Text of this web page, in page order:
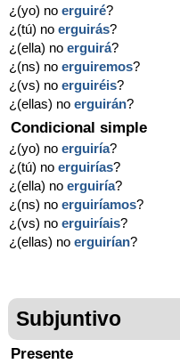
¿(yo) no erguiré?
¿(tú) no erguirás?
¿(ella) no erguirá?
¿(ns) no erguiremos?
¿(vs) no erguiréis?
¿(ellas) no erguirán?
Condicional simple
¿(yo) no erguiría?
¿(tú) no erguirías?
¿(ella) no erguiría?
¿(ns) no erguiríamos?
¿(vs) no erguiríais?
¿(ellas) no erguirían?
Subjuntivo
Presente